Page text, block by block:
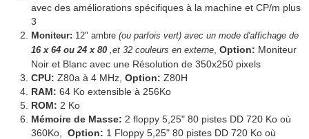
avec des améliorations spécifiques à la machine et CP/m plus
3
Moniteur: 12" ambre (ou parfois vert) avec un mode d'affichage de
16 x 64 ou 24 x 80 ,et 32 couleurs en externe Option: Moniteur
Noir et Blanc avec une Résolution de 350x250 pixels
CPU: Z80a à 4 MHz, Option: Z80H
RAM: 64 Ko extensible à 256Ko
ROM: 2 Ko
Mémoire de Masse: 2 floppy 5,25" 80 pistes DD 720 Ko où
360Ko, Option: 1 Floppy 5,25" 80 pistes DD 720 Ko où